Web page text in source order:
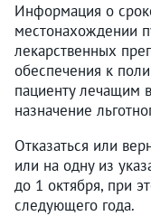
Информация о
местонахождении
лекарственных
обеспечения к
пациенту лечащим
назначение
Отказаться или
или на одну из
до 1 октября, при
следующего года.